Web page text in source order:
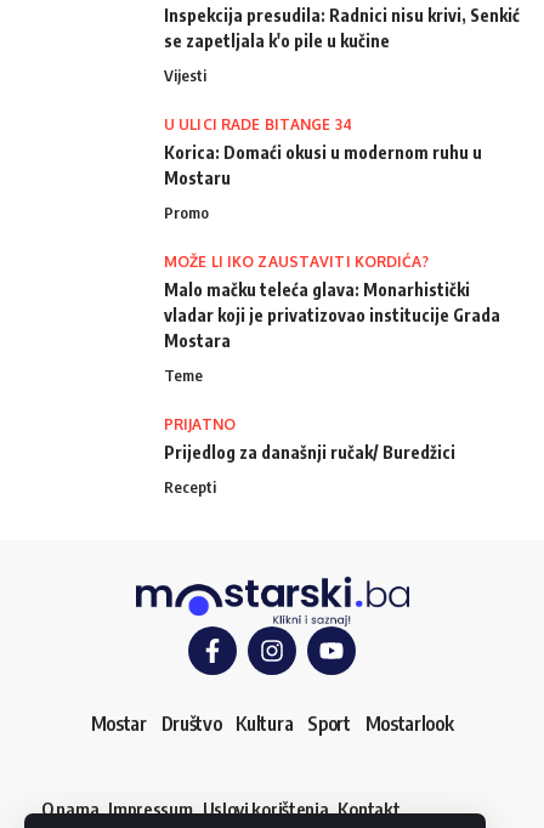
Inspekcija presudila: Radnici nisu krivi, Senkić
se zapetljala k'o pile u kučine
Vijesti
U ULICI RADE BITANGE 34
Korica: Domaći okusi u modernom ruhu u
Mostaru
Promo
MOŽE LI IKO ZAUSTAVITI KORDIĆA?
Malo mačku teleća glava: Monarhistički
vladar koji je privatizovao institucije Grada
Mostara
Teme
PRIJATNO
Prijedlog za današnji ručak/ Buredžici
Recepti
Mostar Društvo Kultura Sport Mostarlook
O nama Impressum Uslovi korištenja Kontakt